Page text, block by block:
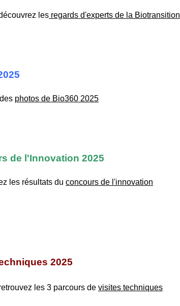
les regards d'experts de la Biotransition
photos de Bio360 2025
de l'Innovation 2025
les résultats du concours de l'innovation
2025
les 3 parcours de visites techniques